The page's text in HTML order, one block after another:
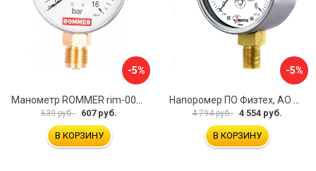
-5%
639 руб. 607 руб.
В КОРЗИНУ
-5%
4 794 руб. 4 554 руб.
В КОРЗИНУ